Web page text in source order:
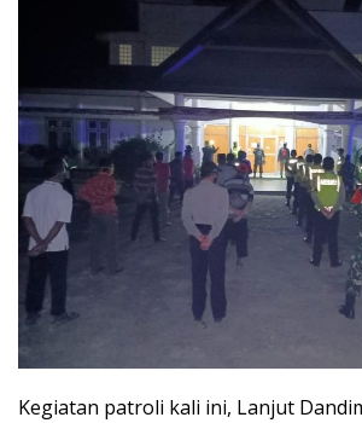
Kegiatan patroli kali ini, Lanjut